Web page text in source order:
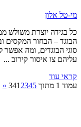
מי-טל אלון
כל בגידה יוצרת משולש
הבוגד – הבחור המקסים
סוגי הבוגדים, ומה
עליהם צו איסור קירוב ...
קראי עוד
עמוד 1 מתוך 34
1 2345
»